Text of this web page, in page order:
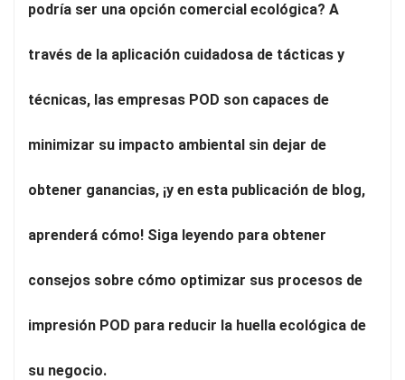
podría ser una opción comercial ecológica? A
través de la aplicación cuidadosa de tácticas y
técnicas, las empresas POD son capaces de
minimizar su impacto ambiental sin dejar de
obtener ganancias, ¡y en esta publicación de blog,
aprenderá cómo! Siga leyendo para obtener
consejos sobre cómo optimizar sus procesos de
impresión POD para reducir la huella ecológica de
su negocio.